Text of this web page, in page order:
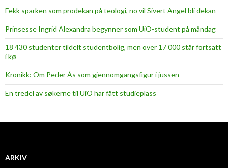
Fekk sparken som prodekan på teologi, no vil Sivert Angel bli dekan
Prinsesse Ingrid Alexandra begynner som UiO-student på måndag
18 430 studenter tildelt studentbolig, men over 17 000 står fortsatt
i kø
Kronikk: Om Peder Ås som gjennomgangsfigur i jussen
En tredel av søkerne til UiO har fått studieplass
ARKIV